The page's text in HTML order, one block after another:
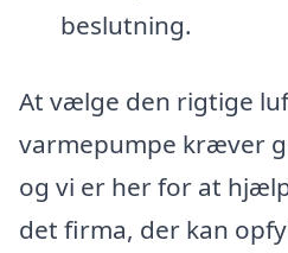
beslutning.
At vælge den rigtige
varmepumpe kræver
og vi er her for at
det firma, der kan